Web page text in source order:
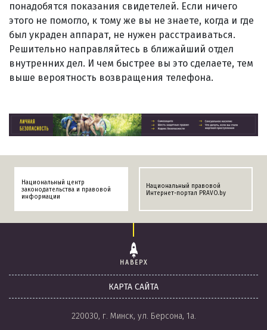
понадобятся показания свидетелей. Если ничего
этого не помогло, к тому же вы не знаете, когда и где
был украден аппарат, не нужен расстраиваться.
Решительно направляйтесь в ближайший отдел
внутренних дел. И чем быстрее вы это сделаете, тем
выше вероятность возвращения телефона.
Национальный центр
законодательства и правовой
информации
Национальный правовой
Интернет-портал PRAVO.by
НАВЕРХ
КАРТА САЙТА
220030, г. Минск, ул. Берсона, 1а.